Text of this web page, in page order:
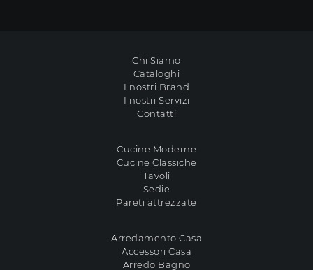
Chi Siamo
Cataloghi
I nostri Brand
I nostri Servizi
Contatti
Cucine Moderne
Cucine Classiche
Tavoli
Sedie
Pareti attrezzate
Arredamento Casa
Accessori Casa
Arredo Bagno